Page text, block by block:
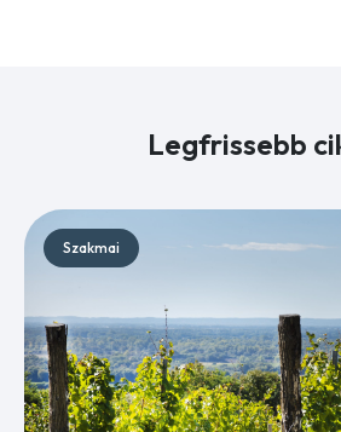
Legfrissebb
Szakmai